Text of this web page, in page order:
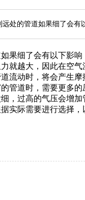
远处的管道如果细了会
果细了会有以下影响
就越大，因此在空
流动时，将会产生
管道时，需要更多
，过高的气压会增
实际需要进行选择